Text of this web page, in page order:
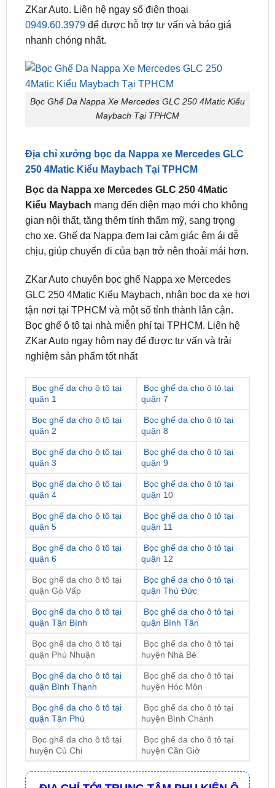
nhanh chóng nhất.
Bọc Ghế Da Nappa Xe Mercedes GLC 250 4Matic Kiểu
Maybach Tại TPHCM
Địa chỉ xưởng bọc da Nappa xe Mercedes GLC
Bọc da Nappa xe Mercedes GLC 250 4Matic
Kiểu Maybachmang đến diện mạo mới cho không
gian nội thất, tăng thêm tính thẩm mỹ, sang trọng
cho xe. Ghế da Nappa đem lại cảm giác êm ái dễ
chịu, giúp chuyến đi của bạn trở nên thoải mái hơn.
ZKar Auto chuyên bọc ghế Nappa xe Mercedes
tận nơi tại TPHCM và một số tỉnh thành lân cận.
Bọc ghế ô tô tại nhà miễn phí tại TPHCM. Liên hệ
ZKar Auto ngay hôm nay để được tư vấn và trải
nghiệm sản phẩm tốt nhất
Bọc ghế da cho ô tô tại
Bọc ghế da cho ô tô tại
quận 2
Bọc ghế da cho ô tô tại
quận 8
Bọc ghế da cho ô tô tại
quận 3
Bọc ghế da cho ô tô tại
quận 9
Bọc ghế da cho ô tô tại
quận 4
Bọc ghế da cho ô tô tại
quận 10
Bọc ghế da cho ô tô tại
quận 5
Bọc ghế da cho ô tô tại
quận 11
Bọc ghế da cho ô tô tại
quận 6
Bọc ghế da cho ô tô tại
quận 12
Bọc ghế da cho ô tô tại
quận Gò Vấp
Bọc ghế da cho ô tô tại
quận Thủ Đức
Bọc ghế da cho ô tô tại
quận Tân Bình
Bọc ghế da cho ô tô tại
quận Bình Tân
Bọc ghế da cho ô tô tại
quận Phú Nhuận
Bọc ghế da cho ô tô tại
huyện Nhà Bè
Bọc ghế da cho ô tô tại
quận Bình Thạnh
Bọc ghế da cho ô tô tại
huyện Hóc Môn
Bọc ghế da cho ô tô tại
quận Tân Phú
Bọc ghế da cho ô tô tại
huyện Bình Chánh
Bọc ghế da cho ô tô tại
huyện Củ Chi
Bọc ghế da cho ô tô tại
huyện Cần Giờ
ĐỊA CHỈ TỚI TRUNG TÂM PHỤ KIỆN Ô